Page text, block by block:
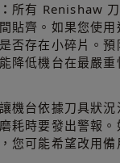
所有 Renishaw
貼齊。如果您使
否存在小碎片。
降低機台在最嚴
機台依據刀具狀
耗時要發出警報
您可能希望改用備